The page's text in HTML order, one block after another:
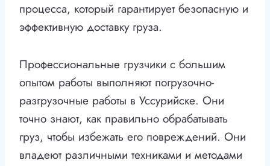
процесса, который гарантирует безопасную и
эффективную доставку груза.
Профессиональные грузчики с большим
опытом работы выполняют погрузочно-
разгрузочные работы в Уссурийске. Они
точно знают, как правильно обрабатывать
груз, чтобы избежать его повреждений. Они
владеют различными техниками и методами